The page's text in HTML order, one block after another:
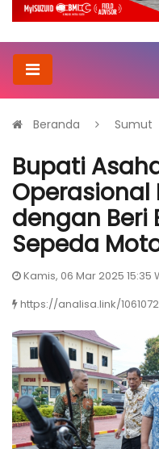
Beranda Sumut
Bupati
Operasional
dengan Beri
Sepeda
Kamis, 06 Mar 2025 15:35
https://analisa.link/